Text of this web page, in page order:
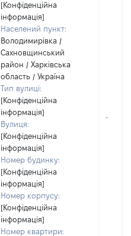
[Конфіденційна
інформація]
Населений пункт:
Володимирівка /
Сахновщинський
район / Харківська
область / Україна
Тип вулиці:
[Конфіденційна
інформація]
Вулиця:
[Конфіденційна
інформація]
Номер будинку:
[Конфіденційна
інформація]
Номер корпусу:
[Конфіденційна
інформація]
Номер квартири:
1